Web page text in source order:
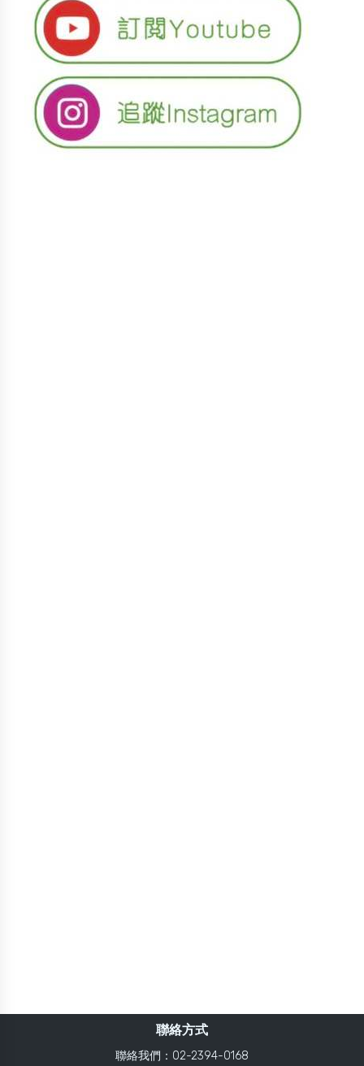
聯絡方式
聯絡我們：02-2394-0168